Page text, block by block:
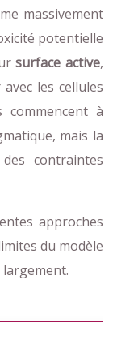
massivement
potentielle
surface active,
les cellules
commencent à
mais la
contraintes
approches
du modèle